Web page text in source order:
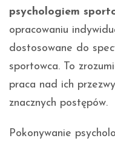
psychologiem
opracowaniu
dostosowane do
sportowca. To
praca nad ich
znacznych postępów.
Pokonywanie